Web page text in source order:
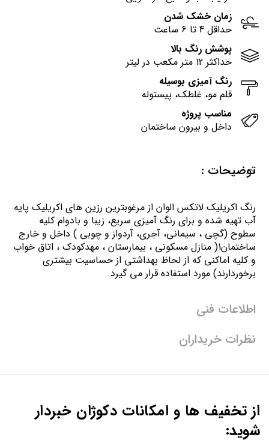
زمان خشک شدن
حداقل 4 تا 6 ساعت
پوشش رنگ بالا
حداکثر 12 متر مکعب در لیتر
رنگ آمیزی بوسیله
قلم مو، غلطک، پیستوله
مناسب پروژه
داخل و بیرون ساختمان
توضیحات :
رنگ اكريليك لاتكس الوان از مرغوبترين رزين هاي اكريليك پايه
آب تهيه شده و برای رنگ آمیزی سریع، زیبا و بادوام کلیه
سطوح (گچی ، سیمانی، آجری، آردواز و چوبی ) داخل و خارج
ساختمان1( منازل مسكوني ، بيمارستان ، مهدكودك ، اتاق خواب
و كليه اماكني كه از لحاظ بهداشتي از حساسيت بيشتري
برخوردارند) مورد استفاده قرار می گیرد.
اطلاعات فنی
نظرات خریداران
از تخفیف ها و امکانات دکوژان خبردار
شوید: